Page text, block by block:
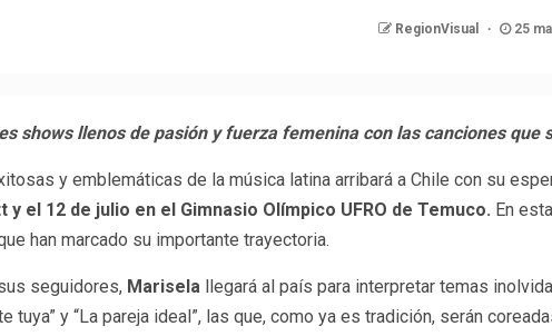
RegionVisual 25
shows llenos de pasión y fuerza femenina con las canciones
y emblemáticas de la música latina arribará a Chile con su
el 12 de julio en el Gimnasio Olímpico UFRO de Temuco. En
han marcado su importante trayectoria.
seguidores, Marisela llegará al país para interpretar temas
tuya” y “La pareja ideal”, las que, como ya es tradición, serán